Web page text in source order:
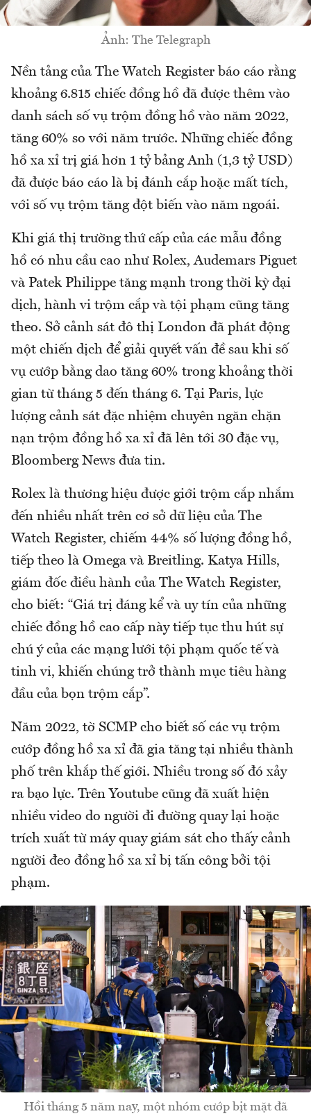
Ảnh: The Telegraph
Nền tảng của The Watch Register báo cáo rằng
khoảng 6.815 chiếc đồng hồ đã được thêm vào
danh sách số vụ trộm đồng hồ vào năm 2022,
tăng 60% so với năm trước. Những chiếc đồng
hồ xa xỉ trị giá hơn 1 tỷ bảng Anh (1,3 tỷ USD)
đã được báo cáo là bị đánh cắp hoặc mất tích,
với số vụ trộm tăng đột biến vào năm ngoái.
Khi giá thị trường thứ cấp của các mẫu đồng
hồ có nhu cầu cao như Rolex, Audemars Piguet
và Patek Philippe tăng mạnh trong thời kỳ đại
dịch, hành vi trộm cắp và tội phạm cũng tăng
theo. Sở cảnh sát đô thị London đã phát động
một chiến dịch để giải quyết vấn đề sau khi số
vụ cướp bằng dao tăng 60% trong khoảng thời
gian từ tháng 5 đến tháng 6. Tại Paris, lực
lượng cảnh sát đặc nhiệm chuyên ngăn chặn
nạn trộm đồng hồ xa xỉ đã lên tới 30 đặc vụ,
Bloomberg News đưa tin.
Rolex là thương hiệu được giới trộm cắp nhắm
đến nhiều nhất trên cơ sở dữ liệu của The
Watch Register, chiếm 44% số lượng đồng hồ,
tiếp theo là Omega và Breitling. Katya Hills,
giám đốc điều hành của The Watch Register,
cho biết: “Giá trị đáng kể và uy tín của những
chiếc đồng hồ cao cấp này tiếp tục thu hút sự
chú ý của các mạng lưới tội phạm quốc tế và
tinh vi, khiến chúng trở thành mục tiêu hàng
đầu của bọn trộm cắp”.
Năm 2022, tờ SCMP cho biết số các vụ trộm
cướp đồng hồ xa xỉ đã gia tăng tại nhiều thành
phố trên khắp thế giới. Nhiều trong số đó xảy
ra bạo lực. Trên Youtube cũng đã xuất hiện
nhiều video do người đi đường quay lại hoặc
trích xuất từ máy quay giám sát cho thấy cảnh
người đeo đồng hồ xa xỉ bị tấn công bởi tội
phạm.
Hồi tháng 5 năm nay, một nhóm cướp bịt mặt đã